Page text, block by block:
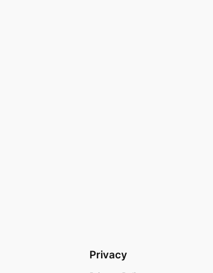
Privacy